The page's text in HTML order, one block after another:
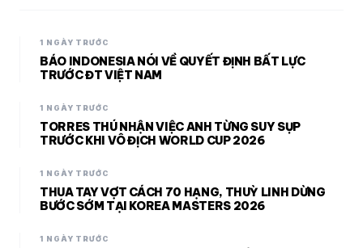
1 NGÀY TRƯỚC
BÁO INDONESIA NÓI VỀ QUYẾT ĐỊNH BẤT LỰC
TRƯỚC ĐT VIỆT NAM
1 NGÀY TRƯỚC
TORRES THÚ NHẬN VIỆC ANH TỪNG SUY SỤP
TRƯỚC KHI VÔ ĐỊCH WORLD CUP 2026
1 NGÀY TRƯỚC
THUA TAY VỢT CÁCH 70 HẠNG, THUỲ LINH DỪNG
BƯỚC SỚM TẠI KOREA MASTERS 2026
1 NGÀY TRƯỚC